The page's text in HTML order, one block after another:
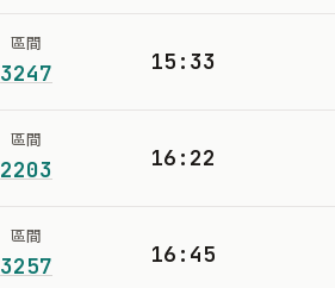
區間
3247 15:33
區間
2203 16:22
區間
3257 16:45